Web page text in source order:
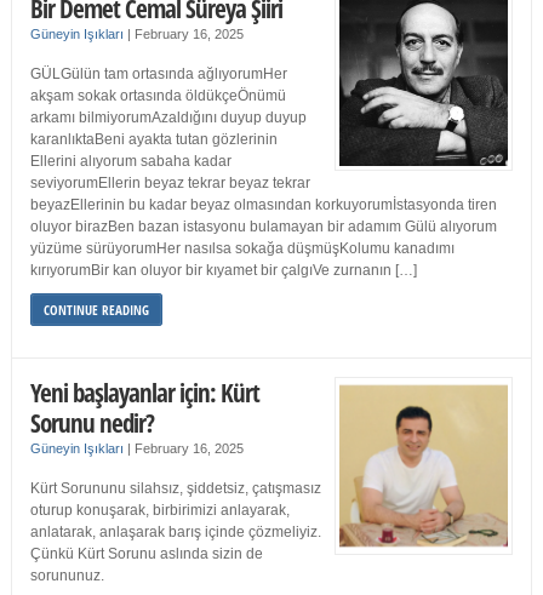
Bir Demet Cemal Süreya Şiiri
Güneyin Işıkları | February 16, 2025
GÜLGülün tam ortasında ağlıyorumHer
akşam sokak ortasında öldükçeÖnümü
arkamı bilmiyorumAzaldığını duyup duyup
karanlıktaBeni ayakta tutan gözlerinin
Ellerini alıyorum sabaha kadar
seviyorumEllerin beyaz tekrar beyaz tekrar
beyazEllerinin bu kadar beyaz olmasından korkuyorumİstasyonda tiren
oluyor birazBen bazan istasyonu bulamayan bir adamım Gülü alıyorum
yüzüme sürüyorumHer nasılsa sokağa düşmüşKolumu kanadımı
kırıyorumBir kan oluyor bir kıyamet bir çalgıVe zurnanın […]
CONTINUE READING
Yeni başlayanlar için: Kürt
Sorunu nedir?
Güneyin Işıkları | February 16, 2025
Kürt Sorununu silahsız, şiddetsiz, çatışmasız
oturup konuşarak, birbirimizi anlayarak,
anlatarak, anlaşarak barış içinde çözmeliyiz.
Çünkü Kürt Sorunu aslında sizin de
sorununuz.